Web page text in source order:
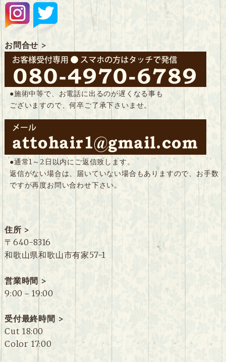
お問合せ >
●施術中等で、お電話に出るのが遅くなる事も
ございますので、何卒ご了承下さいませ。
●通常1～2日以内にご返信致します。
返信がない場合は、届いていない場合もありますので、お手数
ですが再度お問い合わせ下さい。
住所 >
〒640-8316
和歌山県和歌山市有家57-1
営業時間 >
9:00－19:00
受付最終時間 >
Cut 18:00
Color 17:00